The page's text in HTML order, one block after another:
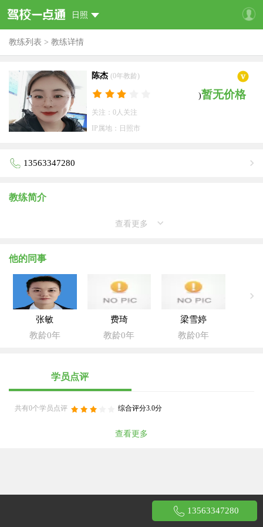
日照
教练列表 > 教练详情
陈杰 (0年教龄)
)暂无价格
关注：0人关注
IP属地：日照市
13563347280
教练简介
查看更多
他的同事
张敏
教龄0年
费琦
教龄0年
梁雪婷
教龄0年
学员点评
共有0个学员点评 综合评分3.0分
查看更多
13563347280